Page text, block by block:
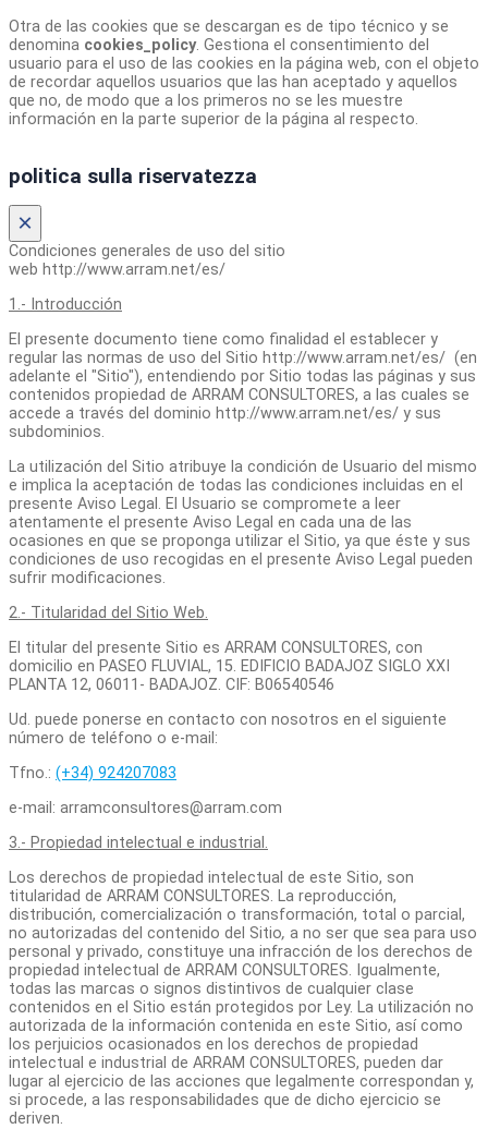
Otra de las cookies que se descargan es de tipo técnico y se
denomina cookies_policy. Gestiona el consentimiento del
usuario para el uso de las cookies en la página web, con el objeto
de recordar aquellos usuarios que las han aceptado y aquellos
que no, de modo que a los primeros no se les muestre
información en la parte superior de la página al respecto.
politica sulla riservatezza
×
Condiciones generales de uso del sitio
web http://www.arram.net/es/
1.- Introducción
El presente documento tiene como finalidad el establecer y
regular las normas de uso del Sitio http://www.arram.net/es/ (en
adelante el "Sitio"), entendiendo por Sitio todas las páginas y sus
contenidos propiedad de ARRAM CONSULTORES, a las cuales se
accede a través del dominio http://www.arram.net/es/ y sus
subdominios.
La utilización del Sitio atribuye la condición de Usuario del mismo
e implica la aceptación de todas las condiciones incluidas en el
presente Aviso Legal. El Usuario se compromete a leer
atentamente el presente Aviso Legal en cada una de las
ocasiones en que se proponga utilizar el Sitio, ya que éste y sus
condiciones de uso recogidas en el presente Aviso Legal pueden
sufrir modificaciones.
2.- Titularidad del Sitio Web.
El titular del presente Sitio es ARRAM CONSULTORES, con
domicilio en PASEO FLUVIAL, 15. EDIFICIO BADAJOZ SIGLO XXI
PLANTA 12, 06011- BADAJOZ. CIF: B06540546
Ud. puede ponerse en contacto con nosotros en el siguiente
número de teléfono o e-mail:
Tfno.: (+34) 924207083
e-mail: arramconsultores@arram.com
3.- Propiedad intelectual e industrial.
Los derechos de propiedad intelectual de este Sitio, son
titularidad de ARRAM CONSULTORES. La reproducción,
distribución, comercialización o transformación, total o parcial,
no autorizadas del contenido del Sitio, a no ser que sea para uso
personal y privado, constituye una infracción de los derechos de
propiedad intelectual de ARRAM CONSULTORES. Igualmente,
todas las marcas o signos distintivos de cualquier clase
contenidos en el Sitio están protegidos por Ley. La utilización no
autorizada de la información contenida en este Sitio, así como
los perjuicios ocasionados en los derechos de propiedad
intelectual e industrial de ARRAM CONSULTORES, pueden dar
lugar al ejercicio de las acciones que legalmente correspondan y,
si procede, a las responsabilidades que de dicho ejercicio se
deriven.